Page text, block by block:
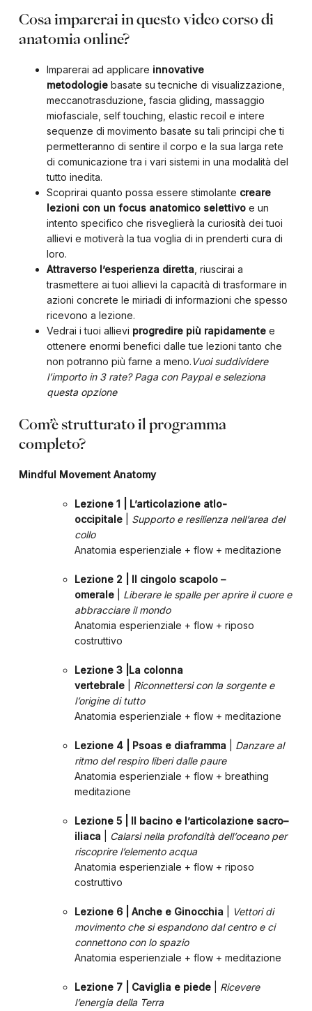
Cosa imparerai in questo video corso di
anatomia online?
Imparerai ad applicare innovative
metodologiebasate su tecniche di visualizzazione,
meccanotrasduzione, fascia gliding, massaggio
miofasciale, self touching, elastic recoil e intere
sequenze di movimento basate su tali principi che ti
permetteranno di sentire il corpo e la sua larga rete
di comunicazione tra i vari sistemi in una modalità del
tutto inedita.
Scoprirai quanto possa essere stimolante creare
lezioni con un focus anatomico selettivoe un
intento specifico che risveglierà la curiosità dei tuoi
allievi e motiverà la tua voglia di in prenderti cura di
loro.
Attraverso l’esperienza diretta , riuscirai a
trasmettere ai tuoi allievi la capacità di trasformare in
azioni concrete le miriadi di informazioni che spesso
ricevono a lezione.
Vedrai i tuoi allievi progredire più rapidamentee
ottenere enormi benefici dalle tue lezioni tanto che
non potranno più farne a meno. Vuoi suddividere
l’importo in 3 rate? Paga con Paypal e seleziona
questa opzione
Com’è strutturato il programma
completo?
Mindful Movement Anatomy
Lezione 1 | L’articolazione atlo-
occipitale| Supporto e resilienza nell’area del
collo
Anatomia esperienziale + flow + meditazione
Lezione 2 | Il cingolo scapolo –
omerale| Liberare le spalle per aprire il cuore e
abbracciare il mondo
Anatomia esperienziale + flow + riposo
costruttivo
Lezione 3 |La colonna
vertebrale|
Riconnettersi con la sorgente e
l’origine di tutto
Anatomia esperienziale + flow + meditazione
Lezione 4 | Psoas e diaframma
Danzare al
ritmo del respiro liberi dalle paure
Anatomia esperienziale + flow + breathing
meditazione
Lezione 5 | Il bacino e l’articolazione sacro–
iliaca
Calarsi nella profondità dell’oceano per
riscoprire l’elemento acqua
Anatomia esperienziale + flow + riposo
costruttivo
Lezione 6 | Anche e Ginocchia
Vettori di
movimento che si espandono dal centro e ci
connettono con lo spazio
Anatomia esperienziale + flow + meditazione
Lezione 7 | Caviglia e piede|
Ricevere
l’energia della Terra